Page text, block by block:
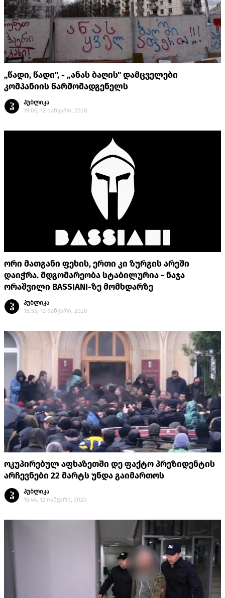
„წადი, წადი", - „ანას ბაღის" დამცველები
კომპანიის წარმომადგენელს
პუბლიკა
19:06, 12 იანვარი, 2020
ორი მათგანი ფეხის, ერთი კი ზურგის არეში
დაიჭრა. მდგომარეობა სტაბილურია - ნაჯა
ორაშვილი BASSIANI-ზე მომხდარზე
პუბლიკა
18:55, 12 იანვარი, 2020
ოკუპირებულ აფხაზეთში დე ფაქტო პრეზიდენტის
არჩევნები 22 მარტს უნდა გაიმართოს
პუბლიკა
16:44, 12 იანვარი, 2020